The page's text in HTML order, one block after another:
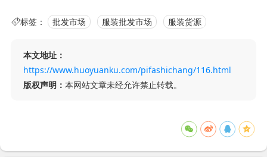
标签： 批发市场 服装批发市场 服装货源
本文地址：
https://www.huoyuanku.com/pifashichang/116.html
版权声明： 本网站文章未经允许禁止转载。